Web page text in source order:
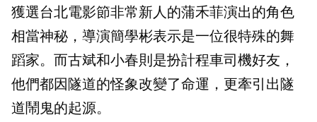
獲選台北電影節非常新人的蒲禾菲演出的角色
相當神秘，導演簡學彬表示是一位很特殊的舞
蹈家。而古斌和小春則是扮計程車司機好友，
他們都因隧道的怪象改變了命運，更牽引出隧
道鬧鬼的起源。